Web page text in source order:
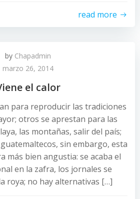
read more
by Chapadmin
marzo 26, 2014
el calor
para reproducir las tradiciones
otros se aprestan para las
las montañas, salir del país;
sin embargo, esta
más bien angustia: se acaba el
en la zafra, los jornales se
roya; no hay alternativas […]